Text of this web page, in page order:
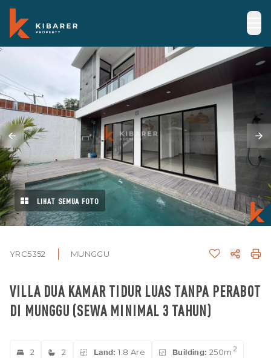
LIHAT SEMUA FOTO
YRC5352 MUNGGU
VILLA DUA KAMAR TIDUR LUAS TANPA PERABOT
DI MUNGGU (SEWA MINIMAL 3 TAHUN)
2 2 Land: 1.8 Are Building: 250m 2